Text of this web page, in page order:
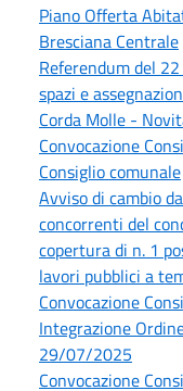
Piano Offerta
Bresciana Centrale
Referendum del
spazi e
Corda Molle -
Convocazione
Consiglio comunale
Avviso di cambio
concorrenti del
copertura di n. 1
lavori pubblici a
Convocazione
Integrazione
29/07/2025
Convocazione